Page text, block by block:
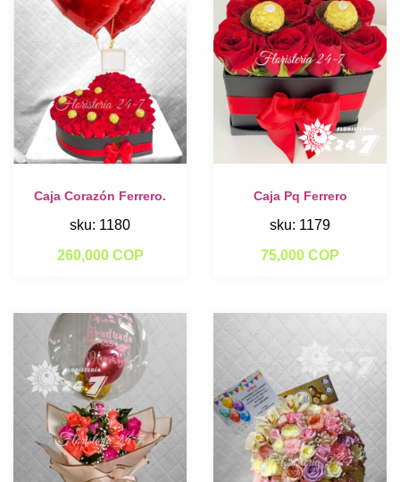
Caja Corazón Ferrero.
sku: 1180
260,000 COP
Caja Pq Ferrero
sku: 1179
75,000 COP